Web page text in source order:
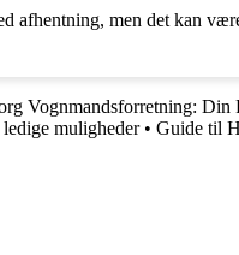
men det kan
Vognmandsforretning: Din
muligheder• Guide til